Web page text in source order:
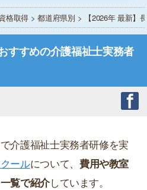
格取得 >都道府県別 > 【2026年 最新】
すすめの介護福祉士実務者
介護福祉士実務者研修を実
ールについて、 費用や教室
覧で紹介しています。